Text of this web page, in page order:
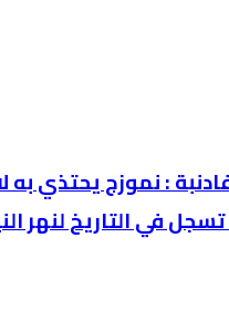
: نموزج يحتذي به
في التاريخ لنهر